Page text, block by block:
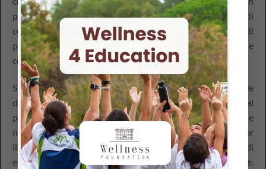
programma di contenuti mirati che permettano ai ragazzi di
conoscere questi temi a livello globale ed essere in grado di
padroneggiare, con pensiero critico, le conoscenze e le
competenze trasversali.
Su EducazioneDigitale.itsono molteplici le iniziative
dedicate alla sostenibilità: impatto dell’uomo sulla Terra dal
punto di vista energetico e alimentare; tutela delle risorse
naturali e dell’acqua; economia circolare e buone prassi per
il corretto riciclo dei materiali; biodiversità e tutela degli
ecosistemi; educazione alla salute e alla sana alimentazione.